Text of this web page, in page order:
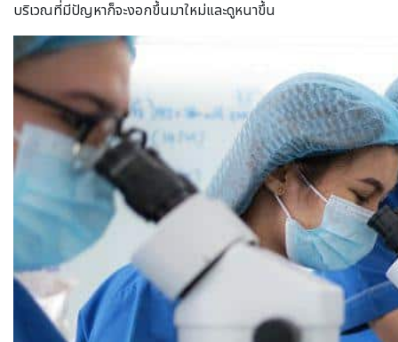
บริเวณที่มีปัญหาก็จะงอกขึ้นมาใหม่และดูหนาขึ้น